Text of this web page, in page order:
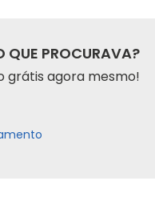
QUE PROCURAVA?
grátis agora mesmo!